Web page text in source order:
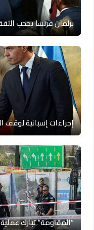
برلمان فرنسا يحجب
إجراءات إسبانية لوقف
“المقاومة” تبارك